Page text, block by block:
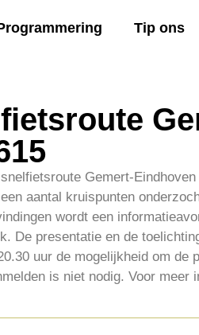
Tip ons
Gemert-
aantal kruispunten
wordt een
De presentatie en de
uur de mogelijkheid om de
is niet nodig. Voor meer